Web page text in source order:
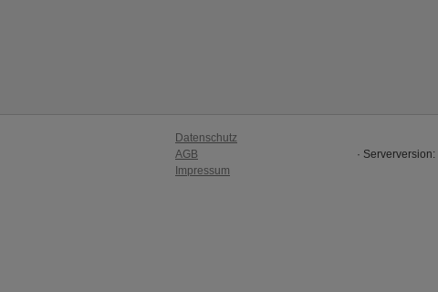
Datenschutz
AGB
Impressum
·